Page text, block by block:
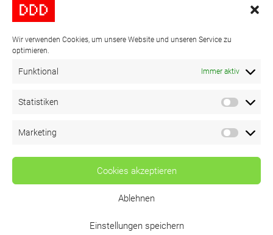
Wir verwenden Cookies, um unsere Website und unseren Service zu
optimieren.
Funktional Immer aktiv
Statistiken
Marketing
Cookies akzeptieren
Ablehnen
Einstellungen speichern
Kontakt
Mail:video@ddd.de
Copyright 2024DDD© All Rights Reserved
Impressum |Cookie Richtlinie (EU)